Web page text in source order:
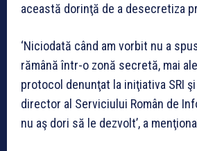
această dorinţă de a desecretiza
‘Niciodată când am vorbit nu a
rămână într-o zonă secretă, mai
protocol denunţat la iniţiativa SRI
director al Serviciului Român de
nu aş dori să le dezvolt’, a